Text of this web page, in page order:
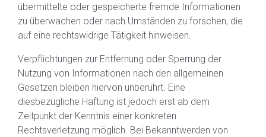
übermittelte oder gespeicherte fremde Informationen
zu überwachen oder nach Umständen zu forschen, die
auf eine rechtswidrige Tätigkeit hinweisen.
Verpflichtungen zur Entfernung oder Sperrung der
Nutzung von Informationen nach den allgemeinen
Gesetzen bleiben hiervon unberührt. Eine
diesbezügliche Haftung ist jedoch erst ab dem
Zeitpunkt der Kenntnis einer konkreten
Rechtsverletzung möglich. Bei Bekanntwerden von